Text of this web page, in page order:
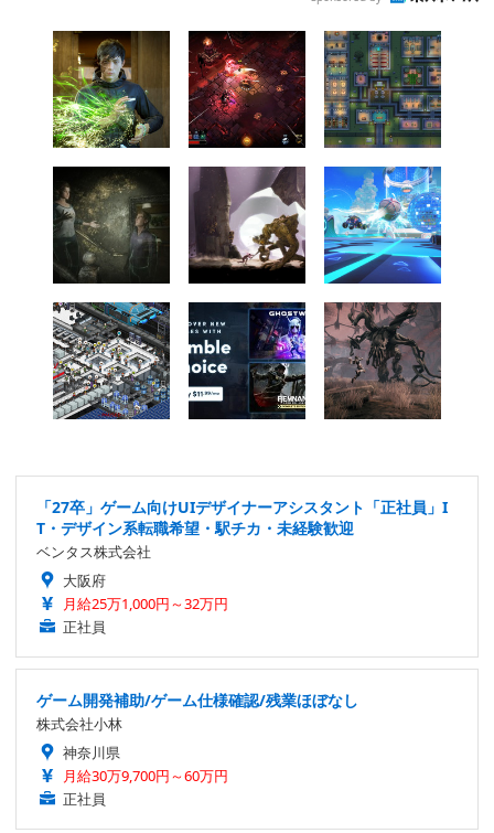
「27卒」ゲーム向けUIデザイナーアシスタント「正社員」I
T・デザイン系転職希望・駅チカ・未経験歓迎
ベンタス株式会社
大阪府
月給25万1,000円～32万円
正社員
ゲーム開発補助/ゲーム仕様確認/残業ほぼなし
株式会社小林
神奈川県
月給30万9,700円～60万円
正社員